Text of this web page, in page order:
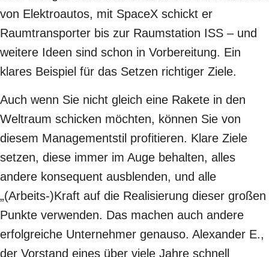
von Elektroautos, mit SpaceX schickt er
Raumtransporter bis zur Raumstation ISS – und
weitere Ideen sind schon in Vorbereitung. Ein
klares Beispiel für das Setzen richtiger Ziele.
Auch wenn Sie nicht gleich eine Rakete in den
Weltraum schicken möchten, können Sie von
diesem Managementstil profitieren. Klare Ziele
setzen, diese immer im Auge behalten, alles
andere konsequent ausblenden, und alle
„(Arbeits-)Kraft auf die Realisierung dieser großen
Punkte verwenden. Das machen auch andere
erfolgreiche Unternehmer genauso. Alexander E.,
der Vorstand eines über viele Jahre schnell